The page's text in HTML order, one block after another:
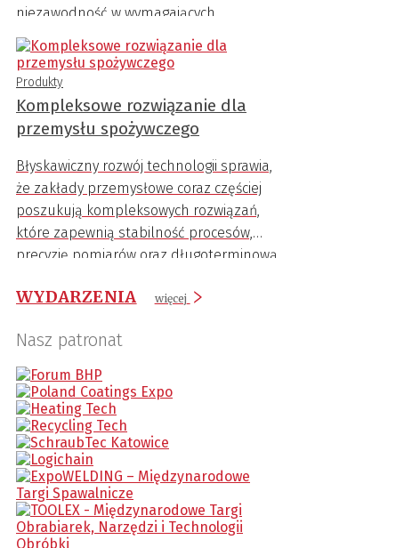
niezawodność w wymagających
warunkach przemysłowych.
Produkty
Kompleksowe rozwiązanie dla
przemysłu spożywczego
Błyskawiczny rozwój technologii sprawia,
że zakłady przemysłowe coraz częściej
poszukują kompleksowych rozwiązań,
które zapewnią stabilność procesów,
precyzję pomiarów oraz długoterminową
WYDARZENIA więcej
Nasz patronat